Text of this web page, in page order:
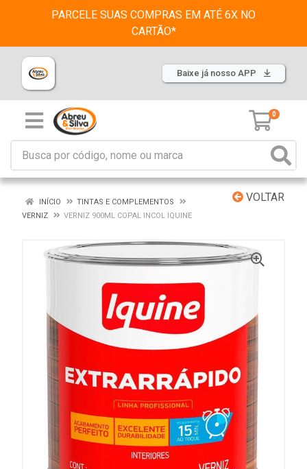
PARCELE SUAS COMPRAS EM ATÉ 6X NO
CARTÃO*
Baixe já nosso APP
0
VOLTAR
INÍCIO
TINTAS E COMPLEMENTOS
VERNIZ
VERNIZ 900ML COPAL INCOL IQUINE